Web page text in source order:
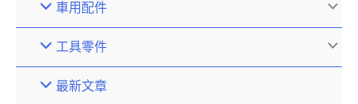
車用配件
工具零件
最新文章